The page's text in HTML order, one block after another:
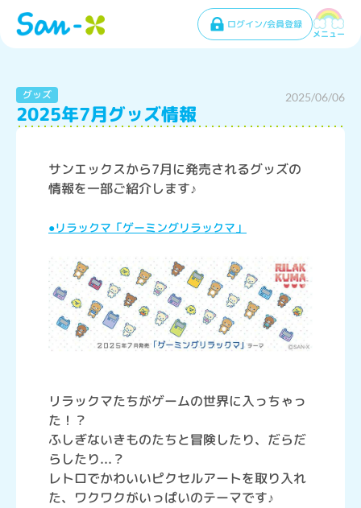
ログイン/会員登録
メニュー
グッズ 2025/06/06
2025年7月グッズ情報
サンエックスから7月に発売されるグッズの
情報を一部ご紹介します♪
●リラックマ「ゲーミングリラックマ」
リラックマたちがゲームの世界に入っちゃっ
た！？
ふしぎないきものたちと冒険したり、だらだ
らしたり...？
レトロでかわいいピクセルアートを取り入れ
た、ワクワクがいっぱいのテーマです♪